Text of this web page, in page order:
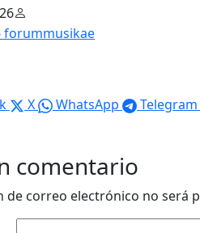
X WhatsApp Telegram
comentario
de correo electrónico no será